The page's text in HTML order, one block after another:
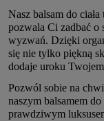
Nasz balsam do
pozwala Ci zadbać o
wyzwań. Dzięki
się nie tylko piękną
dodaje uroku
Pozwól sobie na
naszym balsamem
prawdziwym